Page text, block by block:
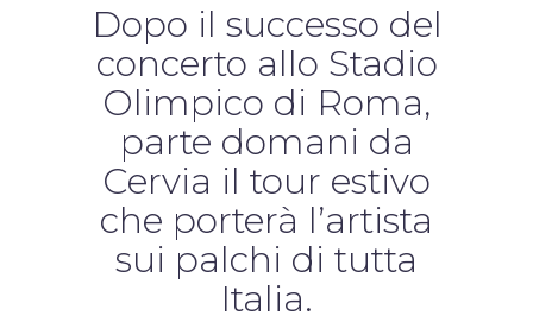
Dopo il successo del
concerto allo Stadio
Olimpico di Roma,
parte domani da
Cervia il tour estivo
che porterà l’artista
sui palchi di tutta
Italia.